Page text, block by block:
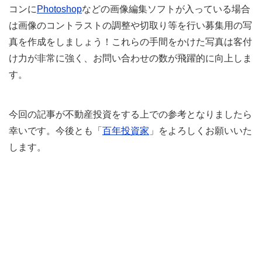
コンに Photoshopなどの画像編集ソフトが入っている場合
は画像のコントラストの調整や切取り等を行い募集用の写
真を作成をしましょう！これらの手間をかけた写真は客付
け力が非常に強く、お問い合わせの数が飛躍的に向上しま
す。
今回の記事が不動産投資をする上での参考となりましたら
幸いです。今後とも「 百年投資家 」をよろしくお願いいた
します。